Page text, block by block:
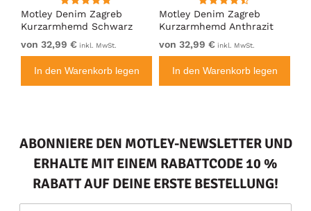
Motley Denim Zagreb
Kurzarmhemd Schwarz
von 32,99 € inkl. MwSt.
In den Warenkorb legen
Motley Denim Zagreb
Kurzarmhemd Anthrazit
von 32,99 € inkl. MwSt.
In den Warenkorb legen
ABONNIERE DEN MOTLEY-NEWSLETTER UND
ERHALTE MIT EINEM RABATTCODE 10 %
RABATT AUF DEINE ERSTE BESTELLUNG!